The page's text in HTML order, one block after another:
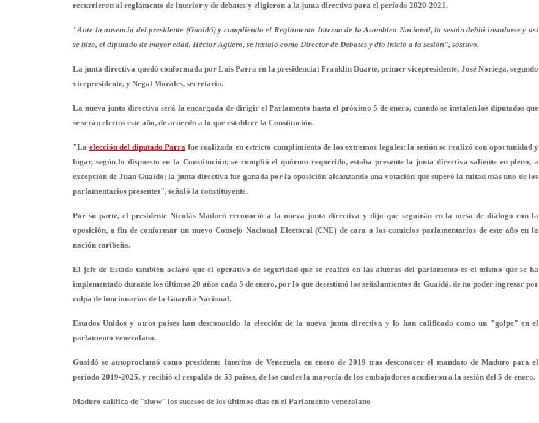
recurrieron al reglamento de interior y de debates y eligieron a la junta directiva para el período 2020-2021.
"Ante la ausencia del presidente (Guaidó) y cumpliendo el Reglamento Interno de la Asamblea Nacional, la sesión debió instalarse y así
se hizo, el diputado de mayor edad, Héctor Agüero, se instaló como Director de Debates y dio inicio a la sesión", sostuvo.
La junta directiva quedó conformada por Luis Parra en la presidencia; Franklin Duarte, primer vicepresidente, José Noriega, segundo
vicepresidente, y Negal Morales, secretario.
La nueva junta directiva será la encargada de dirigir el Parlamento hasta el próximo 5 de enero, cuando se instalen los diputados que
se serán electos este año, de acuerdo a lo que establece la Constitución.
"La elección del diputado Parra fue realizada en estricto cumplimiento de los extremos legales: la sesión se realizó con oportunidad y
lugar, según lo dispuesto en la Constitución; se cumplió el quórum requerido, estaba presente la junta directiva saliente en pleno, a
excepción de Juan Guaidó; la junta directiva fue ganada por la oposición alcanzando una votación que superó la mitad más uno de los
parlamentarios presentes", señaló la constituyente.
Por su parte, el presidente Nicolás Maduró reconoció a la nueva junta directiva y dijo que seguirán en la mesa de diálogo con la
oposición, a fin de conformar un nuevo Consejo Nacional Electoral (CNE) de cara a los comicios parlamentarios de este año en la
nación caribeña.
El jefe de Estado también aclaró que el operativo de seguridad que se realizó en las afueras del parlamento es el mismo que se ha
implementado durante los últimos 20 años cada 5 de enero, por lo que desestimó los señalamientos de Guaidó, de no poder ingresar por
culpa de funcionarios de la Guardia Nacional.
Estados Unidos y otros países han desconocido la elección de la nueva junta directiva y lo han calificado como un "golpe" en el
parlamento venezolano.
Guaidó se autoproclamócomo presidente interino de Venezuela en enero de 2019 tras desconocer el mandato de Maduro para el
período 2019-2025, y recibió el respaldo de 53 países, de los cuales la mayoría de los embajadores acudieron a la sesión del 5 de enero.
Maduro califica de "show" los sucesos de los últimos días en el Parlamento venezolano